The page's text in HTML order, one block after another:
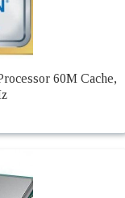
60M Cache,